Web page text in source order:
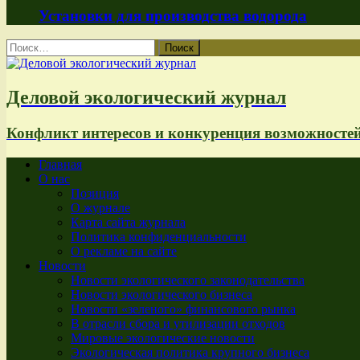
Установки для производства водорода
Найти:
Деловой экологический журнал
Конфликт интересов и конкуренция
Главная
О нас
Позиция
О журнале
Карта сайта журнала
Политика конфиденциальности
О рекламе на сайте
Новости
Новости экологического законодательства
Новости экологического бизнеса
Новости «зеленого» финансового рынка
В отрасли сбора и утилизации отходов
Мировые экологические новости
Экологическая политика крупного бизнеса